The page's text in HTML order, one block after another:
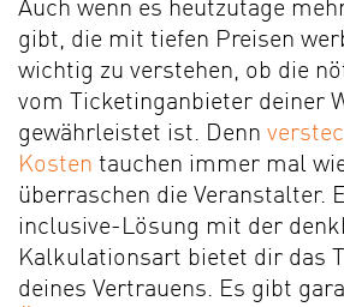
Auch wenn es heutzutage
gibt, die mit tiefen Preisen
wichtig zu verstehen, ob die
vom Ticketinganbieter deiner
gewährleistet ist. Denn
Kosten tauchen immer mal
überraschen die Veranstalter.
inclusive-Lösung mit der
Kalkulationsart bietet dir das
deines Vertrauens. Es gibt